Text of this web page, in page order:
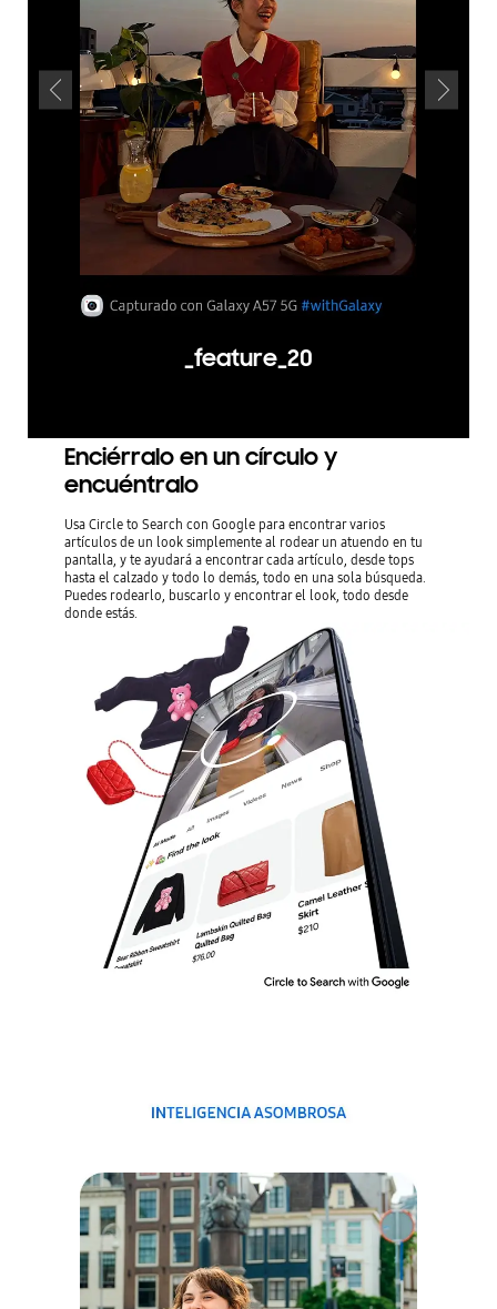
_feature_20
Enciérralo en un círculo y
encuéntralo
Usa Circle to Search con Google para encontrar varios
artículos de un look simplemente al rodear un atuendo en tu
pantalla, y te ayudará a encontrar cada artículo, desde tops
hasta el calzado y todo lo demás, todo en una sola búsqueda.
Puedes rodearlo, buscarlo y encontrar el look, todo desde
donde estás.